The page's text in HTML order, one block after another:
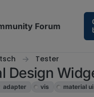
Forum
Tester
Design
adapter vis material ui